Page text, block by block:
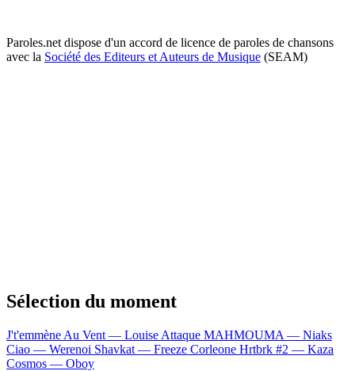
Paroles.net dispose d'un accord de licence de paroles de chansons
avec la Société des Editeurs et Auteurs de Musique (SEAM)
Sélection du moment
J't'emmène Au Vent — Louise Attaque MAHMOUMA — Niaks
Ciao — Werenoi Shavkat — Freeze Corleone Hrtbrk #2 — Kaza
Cosmos — Oboy